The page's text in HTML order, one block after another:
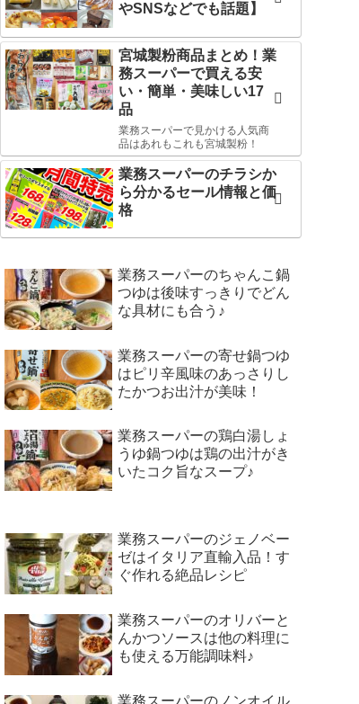
やSNSなどでも話題】
宮城製粉商品まとめ！業
務スーパーで買える安
い・簡単・美味しい17
品
業務スーパーで見かける人気商
品はあれもこれも宮城製粉！
業務スーパーのチラシか
ら分かるセール情報と価
格
業務スーパーのちゃんこ鍋
つゆは後味すっきりでどん
な具材にも合う♪
業務スーパーの寄せ鍋つゆ
はピリ辛風味のあっさりし
たかつお出汁が美味！
業務スーパーの鶏白湯しょ
うゆ鍋つゆは鶏の出汁がき
いたコク旨なスープ♪
業務スーパーのジェノベー
ゼはイタリア直輸入品！す
ぐ作れる絶品レシピ
業務スーパーのオリバーと
んかつソースは他の料理に
も使える万能調味料♪